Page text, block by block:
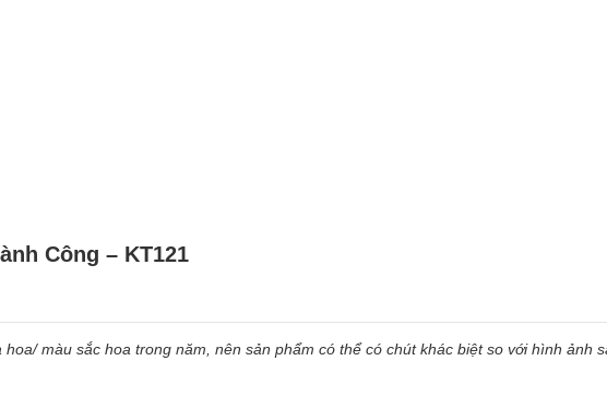
Công – KT121
màu sắc hoa trong năm, nên sản phẩm có thể có chút khác biệt so với hình ảnh